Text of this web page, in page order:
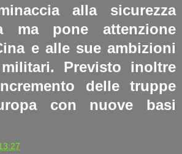
alla sicurezza
ma pone attenzione
e alle sue ambizioni
Previsto inoltre
delle truppe
con nuove basi